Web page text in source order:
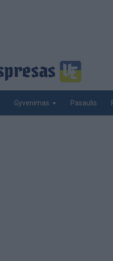
Gyvenimas Pasaulis